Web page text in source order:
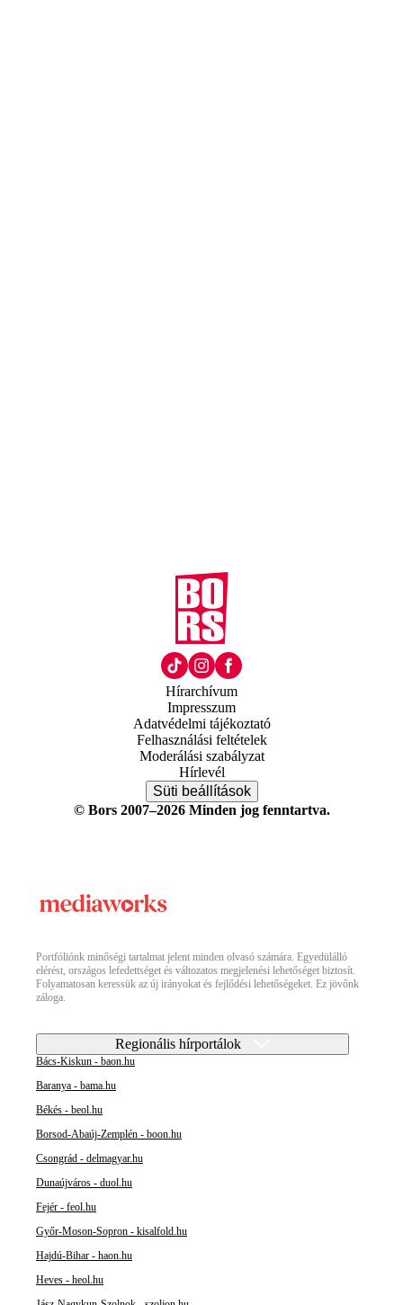
Hírarchívum
Impresszum
Adatvédelmi tájékoztató
Felhasználási feltételek
Moderálási szabályzat
Hírlevél
Süti beállítások
© Bors 2007–2026 Minden jog fenntartva.
Portfóliónk minőségi tartalmat jelent minden olvasó számára. Egyedülálló
elérést, országos lefedettséget és változatos megjelenési lehetőséget biztosít.
Folyamatosan keressük az új irányokat és fejlődési lehetőségeket. Ez jövőnk
záloga.
Regionális hírportálok
Bács-Kiskun - baon.hu
Baranya - bama.hu
Békés - beol.hu
Borsod-Abaúj-Zemplén - boon.hu
Csongrád - delmagyar.hu
Dunaújváros - duol.hu
Fejér - feol.hu
Győr-Moson-Sopron - kisalfold.hu
Hajdú-Bihar - haon.hu
Heves - heol.hu